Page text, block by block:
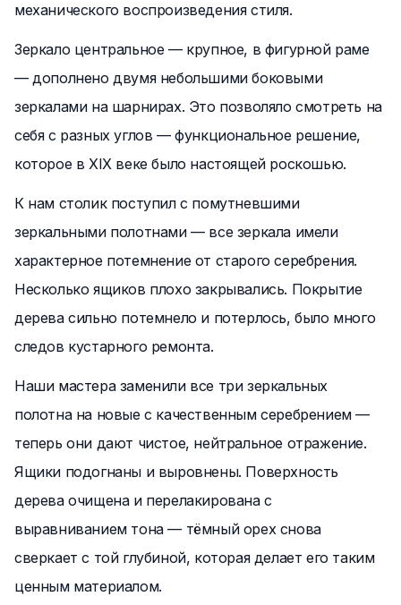
механического воспроизведения стиля.
Зеркало центральное — крупное, в фигурной раме
— дополнено двумя небольшими боковыми
зеркалами на шарнирах. Это позволяло смотреть на
себя с разных углов — функциональное решение,
которое в XIX веке было настоящей роскошью.
К нам столик поступил с помутневшими
зеркальными полотнами — все зеркала имели
характерное потемнение от старого серебрения.
Несколько ящиков плохо закрывались. Покрытие
дерева сильно потемнело и потерлось, было много
следов кустарного ремонта.
Наши мастера заменили все три зеркальных
полотна на новые с качественным серебрением —
теперь они дают чистое, нейтральное отражение.
Ящики подогнаны и выровнены. Поверхность
дерева очищена и перелакирована с
выравниванием тона — тёмный орех снова
сверкает с той глубиной, которая делает его таким
ценным материалом.